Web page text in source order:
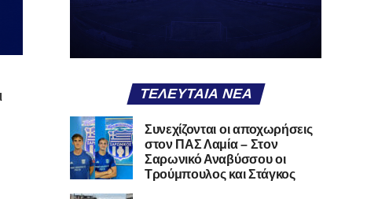
ΤΕΛΕΥΤΑΊΑ ΝΈΑ
Συνεχίζονται οι αποχωρήσεις
στον ΠΑΣ Λαμία – Στον
Σαρωνικό Αναβύσσου οι
Τρούμπουλος και Στάγκος